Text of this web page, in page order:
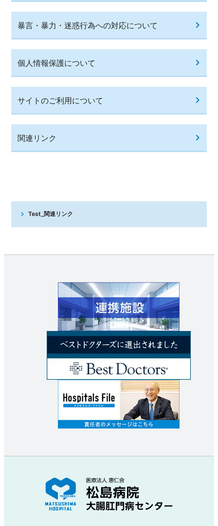
暴言・暴力・迷惑行為への対応について
個人情報保護について
サイトのご利用について
関連リンク
Test_関連リンク